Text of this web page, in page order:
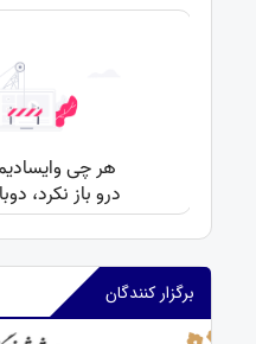
برگزار کنندگان